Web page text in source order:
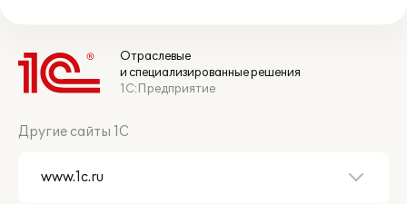
Отраслевые
и специализированные решения
1С:Предприятие
Другие сайты 1С